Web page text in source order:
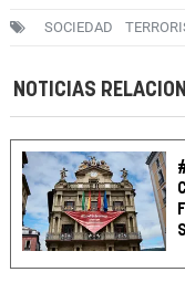
SOCIEDAD
NOTICIAS